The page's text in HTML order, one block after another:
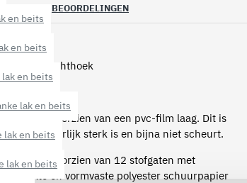
en beits
en beits
en beits
lak en beits
lak en beits
lak en beits
BEOORDELINGEN
Rechthoek
is voorzien van een pvc-film laag. Dit is
uitzonderlijk sterk is en bijna niet scheurt.
is voorzien van 12 stofgaten met
sterkte en vormvaste polyester schuurpapier